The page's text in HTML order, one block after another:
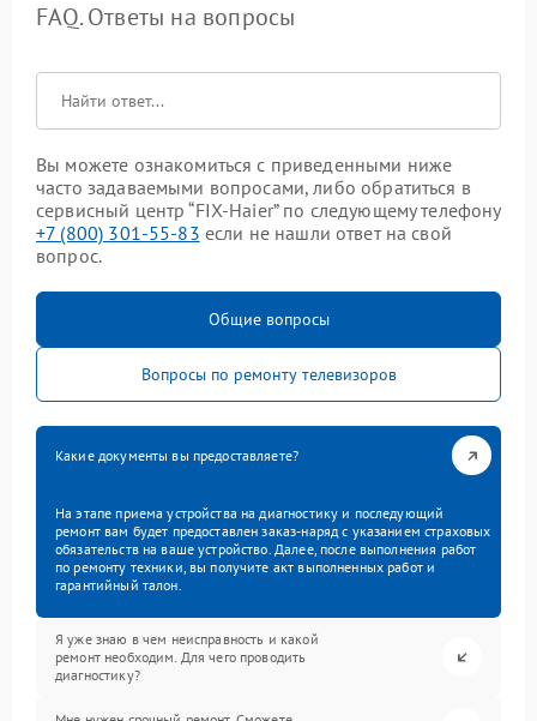
FAQ. Ответы на вопросы
Вы можете ознакомиться с приведенными ниже
часто задаваемыми вопросами, либо обратиться в
сервисный центр “FIX-Haier” по следующему телефону
+7 (800) 301-55-83 если не нашли ответ на свой
вопрос.
Общие вопросы
Вопросы по ремонту телевизоров
Какие документы вы предоставляете?
На этапе приема устройства на диагностику и последующий
ремонт вам будет предоставлен заказ-наряд с указанием страховых
обязательств на ваше устройство. Далее, после выполнения работ
по ремонту техники, вы получите акт выполненных работ и
гарантийный талон.
Я уже знаю в чем неисправность и какой
ремонт необходим. Для чего проводить
диагностику?